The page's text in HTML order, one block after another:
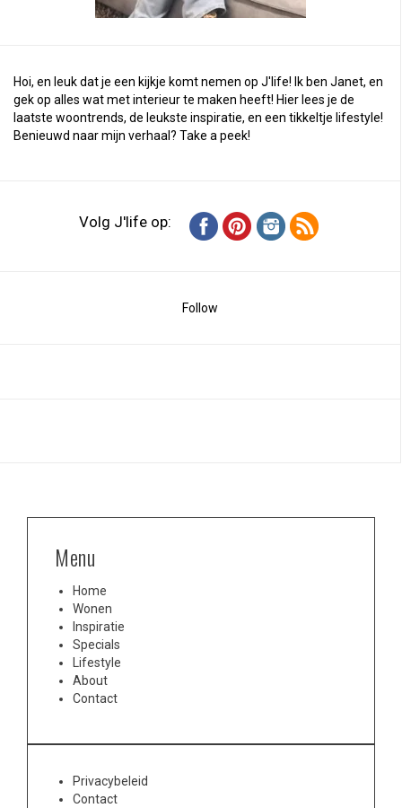
Hoi, en leuk dat je een kijkje komt nemen op J'life! Ik ben Janet, en
gek op alles wat met interieur te maken heeft! Hier lees je de
laatste woontrends, de leukste inspiratie, en een tikkeltje lifestyle!
Benieuwd naar mijn verhaal? Take a peek!
Volg J'life op:
Follow
Menu
Home
Wonen
Inspiratie
Specials
Lifestyle
About
Contact
Privacybeleid
Contact